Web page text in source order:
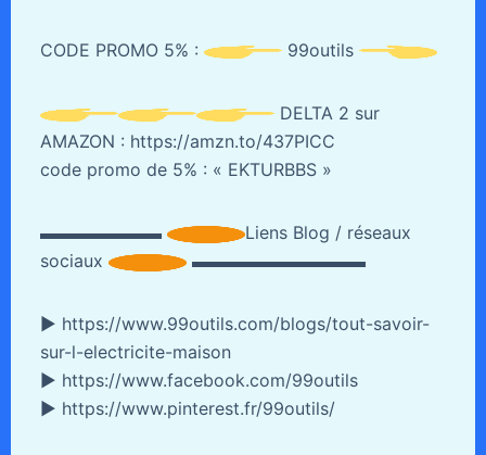
CODE PROMO 5% : 99outils
DELTA 2 sur
AMAZON : https://amzn.to/437PICC
code promo de 5% : « EKTURBBS »
▬▬▬▬▬▬▬
Liens Blog / réseaux
sociaux
▬▬▬▬▬▬▬▬▬▬
► https://www.99outils.com/blogs/tout-savoir-
sur-l-electricite-maison
► https://www.facebook.com/99outils
► https://www.pinterest.fr/99outils/